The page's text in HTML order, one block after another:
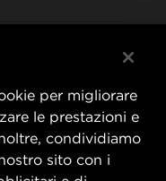
per migliorare
le prestazioni e
condividiamo
sito con i